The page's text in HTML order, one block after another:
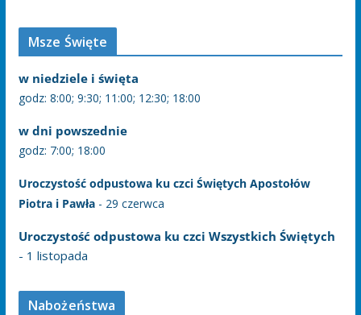
Msze Święte
w niedziele i święta
godz: 8:00; 9:30; 11:00; 12:30; 18:00
w dni powszednie
godz: 7:00; 18:00
Uroczystość odpustowa ku czci Świętych Apostołów
Piotra i Pawła- 29 czerwca
Uroczystość odpustowa ku czci Wszystkich Świętych
- 1 listopada
Nabożeństwa